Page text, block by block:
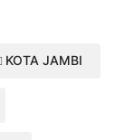
KOTA JAMBI